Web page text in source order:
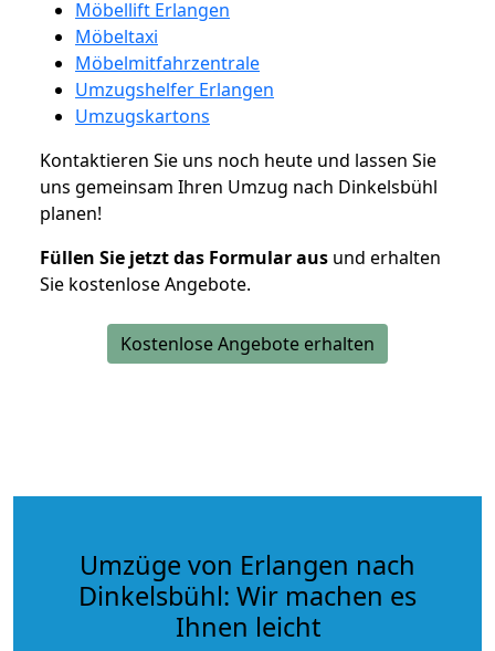
Möbellift Erlangen
Möbeltaxi
Möbelmitfahrzentrale
Umzugshelfer Erlangen
Umzugskartons
Kontaktieren Sie uns noch heute und lassen Sie
uns gemeinsam Ihren Umzug nach Dinkelsbühl
planen!
Füllen Sie jetzt das Formular aus und erhalten
Sie kostenlose Angebote.
Kostenlose Angebote erhalten
Umzüge von Erlangen nach
Dinkelsbühl: Wir machen es
Ihnen leicht